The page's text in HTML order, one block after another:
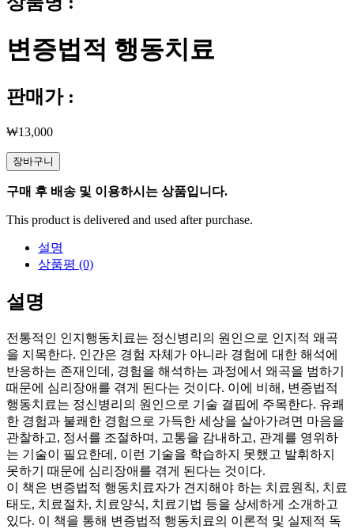
변증법적 행동치료
판매가 :
₩13,000
변
증
법
행
수
량
장바구니
구매 후 배송 및 이용하시는 상품입니다.
This product is delivered and used after purchase.
설명
상품평 (0)
설명
전통적인 인지행동치료는 정신병리의 원인으로 인지적 왜곡
을 지목한다. 인간은 경험 자체가 아니라 경험에 대한 해석에
반응하는 존재인데, 경험을 해석하는 과정에서 왜곡을 범하기
때문에 심리장애를 겪게 된다는 것이다. 이에 비해, 변증법적
행동치료는 정신병리의 원인으로 기술 결핍에 주목한다. 유쾌
한 경험과 불쾌한 경험으로 가득한 세상을 살아가려면 마음을
관찰하고, 정서를 조절하며, 고통을 감내하고, 관계를 영위하
는 기술이 필요한데, 이런 기술을 학습하지 못했고 발휘하지
못하기 때문에 심리장애를 겪게 된다는 것이다.
이 책은 변증법적 행동치료자가 견지해야 하는 치료원칙, 치료
태도, 치료절차, 치료양식, 치료기법 등을 상세하게 소개하고
있다. 이 책을 통해 변증법적 행동치료의 이론적 및 실제적 독